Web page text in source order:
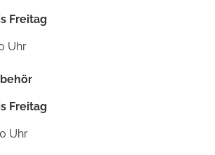
Freitag
Uhr
Freitag
Uhr